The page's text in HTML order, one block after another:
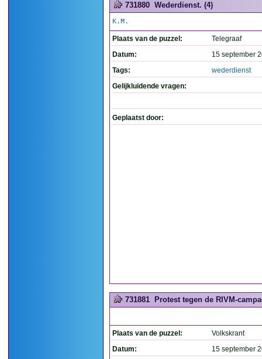
731880 Wederdienst. (4)
K.M.
Plaats van de puzzel:
Telegraaf
Datum:
15 september
Tags:
wederdienst
Gelijkluidende vragen:
Geplaatst door:
731881 Protest tegen de RIVM-
Plaats van de puzzel:
Volkskrant
Datum:
15 september